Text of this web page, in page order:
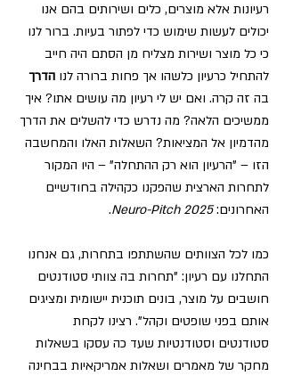
רעיונות אלא מוצרים, כלים ושירותים בהם אנו
יכולים לעשות שימוש כדי לפתור בעיות. ברור לנו
כי כל מוצר ושירות מצליח מן הסתם היה חייב
להתחיל כרעיון כלשהו אך פחות ברורה לנו הדרך
בה זה קרה. ואם יש לי רעיון מה עושים אתו? איך
ממשיכים הלאה? מה נדרש כדי להשלים את הדרך
מהדמיון אל המציאות? השאלות האלו והמחשבה
הזו – "הרעיון הוא רק ההתחלה" – היו המקור
לתחרות הארצית שהפקנו כקהילה בחודשיים
האחרונים: Neuro-Pitch 2025
.
כמו לכל הצוותים שהשתתפו בתחרות, גם אנחנו
התחלנו עם רעיון: "תחרות בה צוותי סטודנטים
חושבים על מוצר, בונים תוכנית יישומית ומציגים
אותם בפני שופטים וקהל". רצינו לקחת
סטודנטים וסטודנטיות שעד כה עסקו בשאלות
מחקר של מאמרים ושאלות אמריקאיות בבחינה